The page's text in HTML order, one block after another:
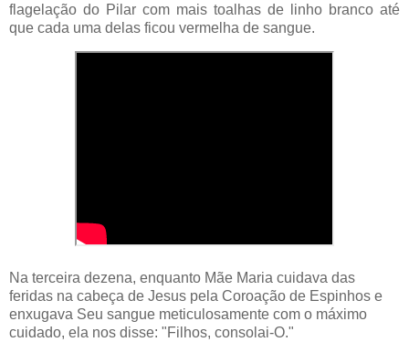
flagelação do Pilar com mais toalhas de linho branco até
que cada uma delas ficou vermelha de sangue.
Na terceira dezena, enquanto Mãe Maria cuidava das
feridas na cabeça de Jesus pela Coroação de Espinhos e
enxugava Seu sangue meticulosamente com o máximo
cuidado, ela nos disse: "Filhos, consolai-O."